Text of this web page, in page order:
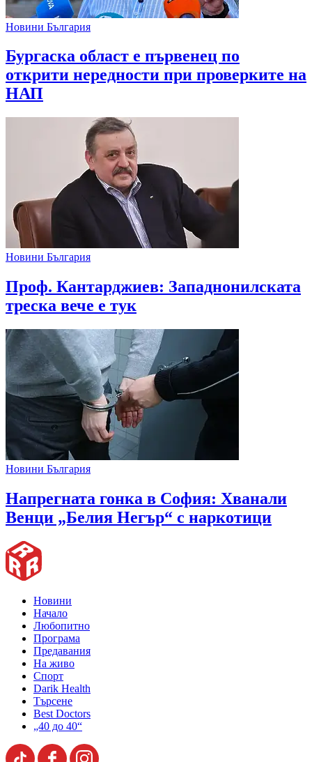
Новини България
Бургаска област е първенец по
открити нередности при проверките на
НАП
Новини България
Проф. Кантарджиев: Западнонилската
треска вече е тук
Новини България
Напрегната гонка в София: Хванали
Венци „Белия Негър“ с наркотици
Новини
Начало
Любопитно
Програма
Предавания
На живо
Спорт
Darik Health
Търсене
Best Doctors
„40 до 40“